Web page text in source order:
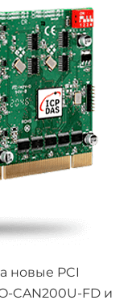
новые PCI
CAN200U-FD и